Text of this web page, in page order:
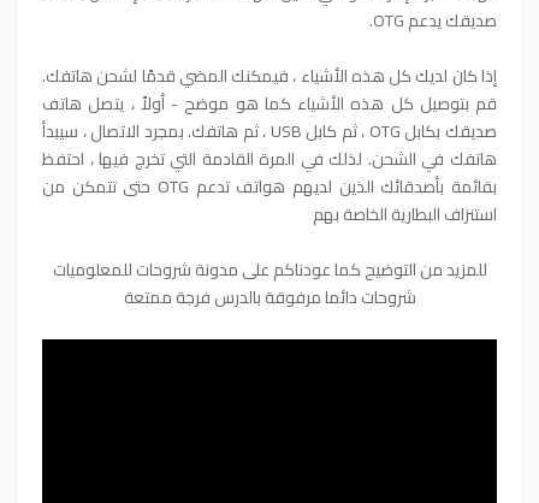
صديقك يدعم OTG.
إذا كان لديك كل هذه الأشياء ، فيمكنك المضي قدمًا لشحن هاتفك.
قم بتوصيل كل هذه الأشياء كما هو موضح - أولاً ، يتصل هاتف
صديقك بكابل OTG ، ثم كابل USB ، ثم هاتفك. بمجرد الاتصال ، سيبدأ
هاتفك في الشحن. لذلك في المرة القادمة التي تخرج فيها ، احتفظ
بقائمة بأصدقائك الذين لديهم هواتف تدعم OTG حتى تتمكن من
استنزاف البطارية الخاصة بهم
للمزيد من التوضيح كما عودناكم على مدونة شروحات للمعلوميات
شروحات دائما مرفوقة بالدرس فرجة ممتعة